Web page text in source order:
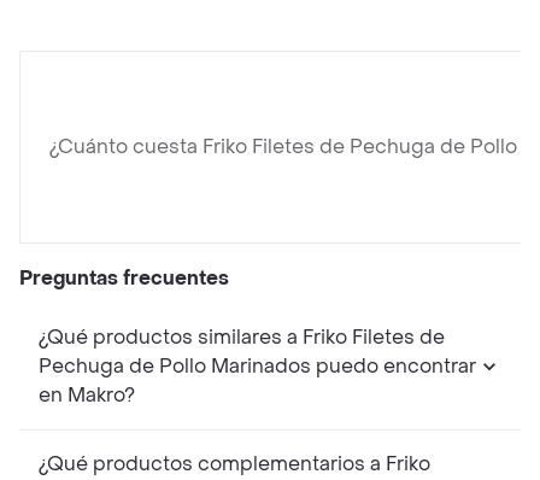
¿Cuánto cuesta Friko Filetes de Pechuga de Pollo
Preguntas frecuentes
¿Qué productos similares a Friko Filetes de
Pechuga de Pollo Marinados puedo encontrar
en Makro?
¿Qué productos complementarios a Friko